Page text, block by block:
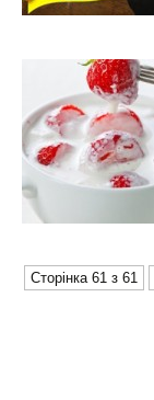
Сторінка 61 з 61